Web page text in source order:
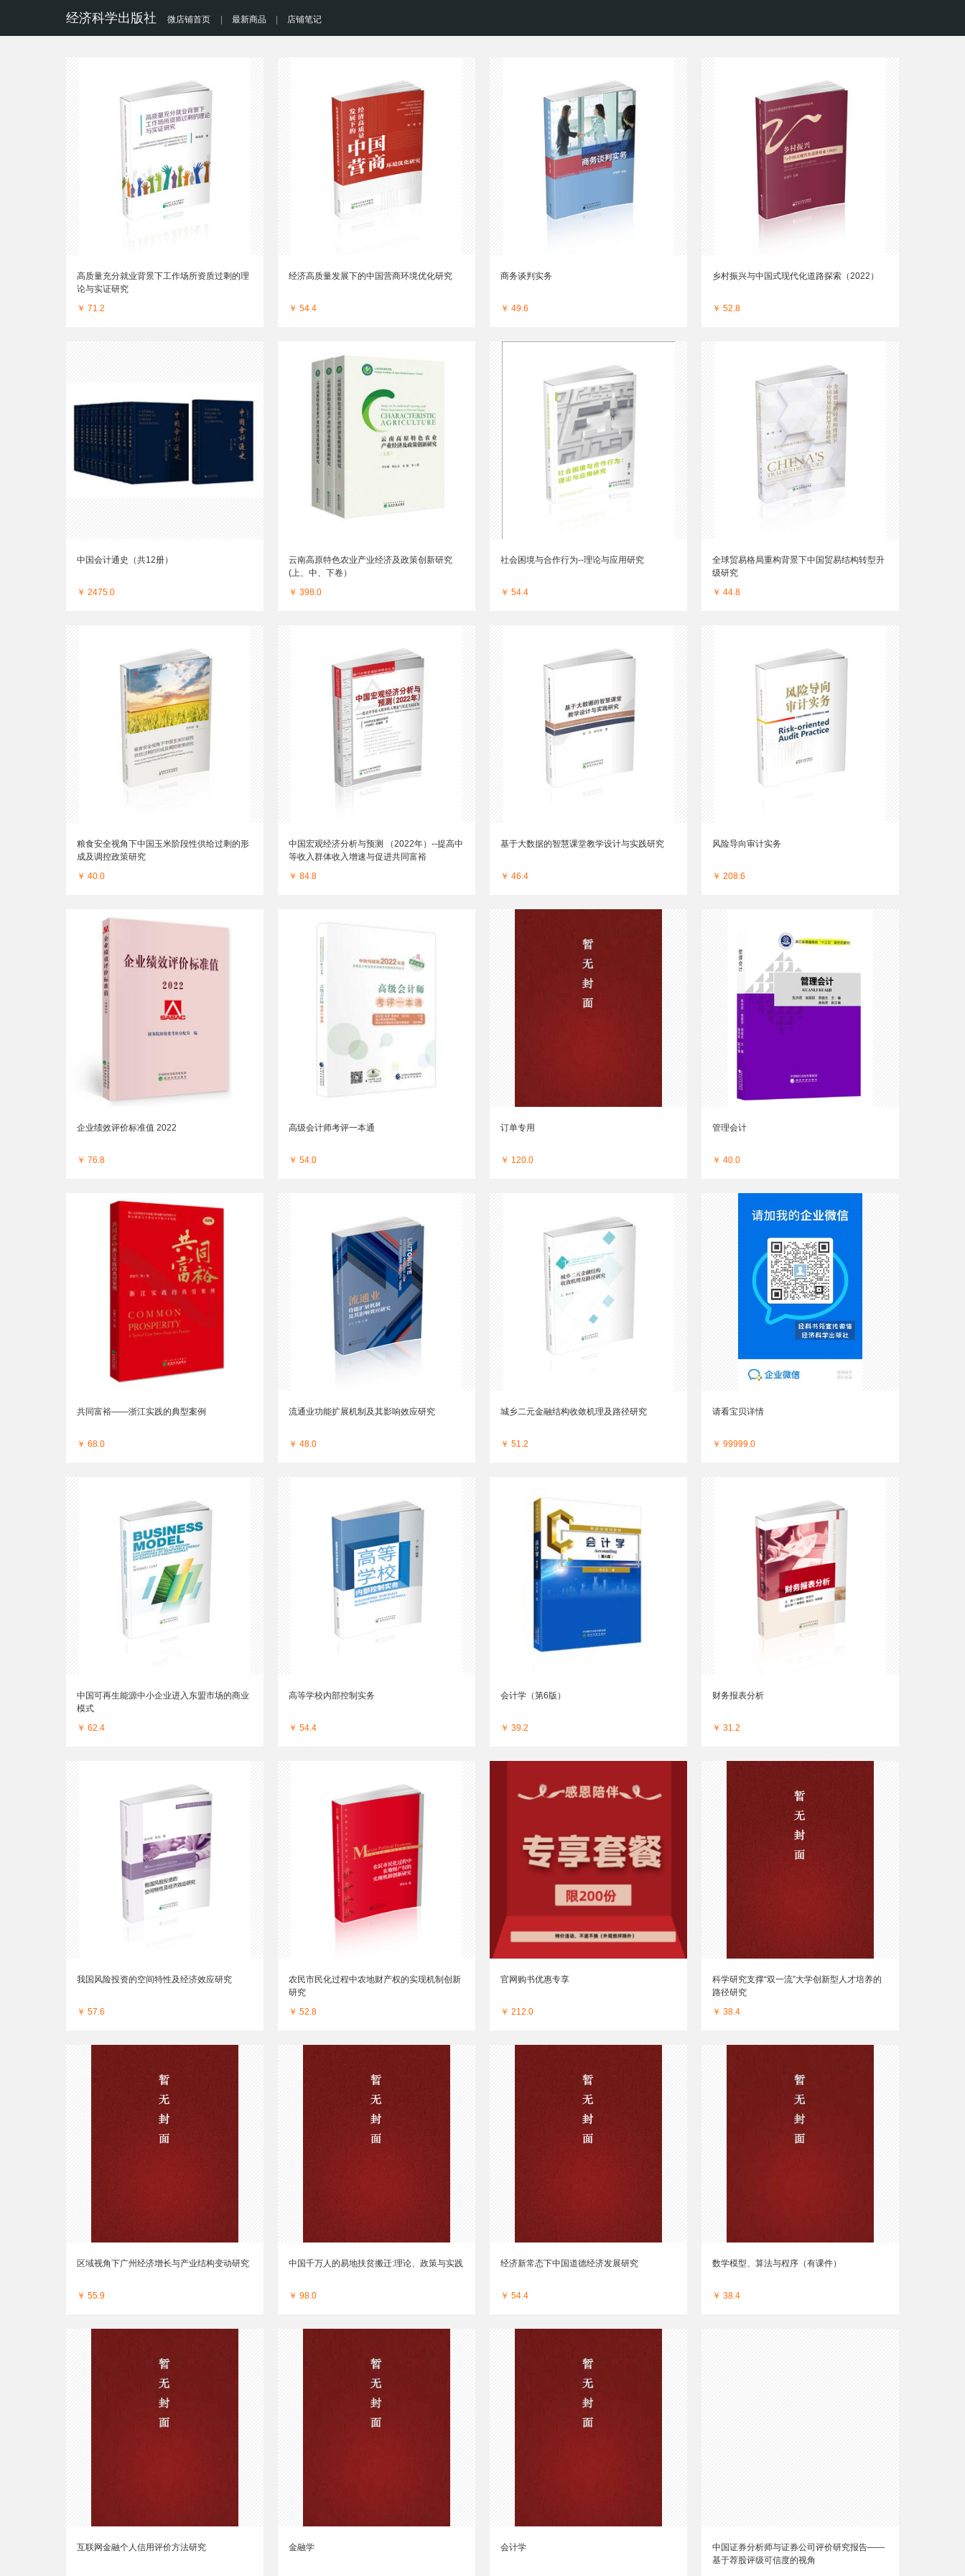
经济科学出版社 微店铺首页 最新商品 店铺笔记
高质量充分就业背景下工作场所资质过剩的理
论与实证研究
￥ 71.2
经济高质量发展下的中国营商环境优化研究
￥ 54.4
商务谈判实务
￥ 49.6
乡村振兴与中国式现代化道路探索（2022）
￥ 52.8
中国会计通史（共12册）
￥ 2475.0
云南高原特色农业产业经济及政策创新研究
(上、中、下卷）
￥ 398.0
社会困境与合作行为--理论与应用研究
￥ 54.4
全球贸易格局重构背景下中国贸易结构转型升
级研究
￥ 44.8
粮食安全视角下中国玉米阶段性供给过剩的形
成及调控政策研究
￥ 40.0
中国宏观经济分析与预测 （2022年）--提高中
等收入群体收入增速与促进共同富裕
￥ 84.8
基于大数据的智慧课堂教学设计与实践研究
￥ 46.4
风险导向审计实务
￥ 208.6
企业绩效评价标准值 2022
￥ 76.8
高级会计师考评一本通
￥ 54.0
订单专用
￥ 120.0
管理会计
￥ 40.0
共同富裕——浙江实践的典型案例
￥ 68.0
流通业功能扩展机制及其影响效应研究
￥ 48.0
城乡二元金融结构收敛机理及路径研究
￥ 51.2
请看宝贝详情
￥ 99999.0
中国可再生能源中小企业进入东盟市场的商业
模式
￥ 62.4
高等学校内部控制实务
￥ 54.4
会计学（第6版）
￥ 39.2
财务报表分析
￥ 31.2
我国风险投资的空间特性及经济效应研究
￥ 57.6
农民市民化过程中农地财产权的实现机制创新
研究
￥ 52.8
官网购书优惠专享
￥ 212.0
科学研究支撑“双一流”大学创新型人才培养的
路径研究
￥ 38.4
区域视角下广州经济增长与产业结构变动研究
￥ 55.9
中国千万人的易地扶贫搬迁:理论、政策与实践
￥ 98.0
经济新常态下中国道德经济发展研究
￥ 54.4
数学模型、算法与程序（有课件）
￥ 38.4
互联网金融个人信用评价方法研究 金融学 会计学
中国证券分析师与证券公司评价研究报告——
基于荐股评级可信度的视角